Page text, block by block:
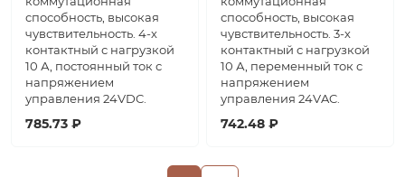
способность, высокая
чувствительность. 4-х
контактный с нагрузкой
10 А, постоянный ток с
напряжением
управления 24VDC.
785.73 ₽
способность, высокая
чувствительность. 3-х
контактный с нагрузкой
10 А, переменный ток с
напряжением
управления 24VAC.
742.48 ₽